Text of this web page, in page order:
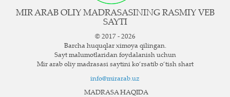
MIR ARAB OLIY MADRASASINING RASMIY VEB
SAYTI
© 2017 - 2026
Barcha huquqlar ximoya qilingan.
Sayt ma`lumotlaridan foydalanish uchun
Mir arab oliy madrasasi saytini ko‘rsatib o‘tish shart
info@mirarab.uz
MADRASA HAQIDA